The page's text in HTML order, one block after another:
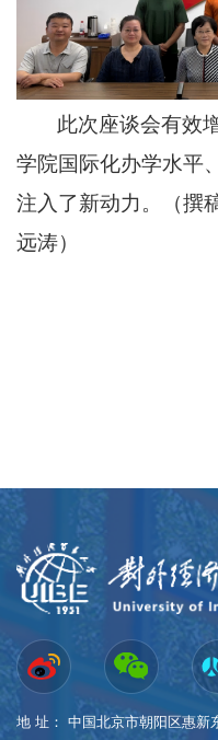
此次座谈会有效
学院国际化办学水平
注入了新动力。（撰
远涛）
地 址： 中国北京市朝阳区惠新